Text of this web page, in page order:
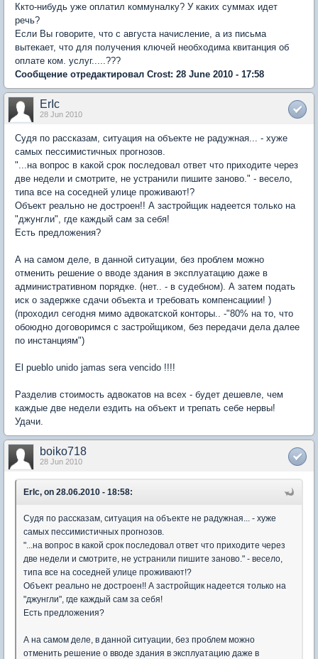
Ккто-нибудь уже оплатил коммуналку? У каких суммах идет
речь?
Если Вы говорите, что с августа начисление, а из письма
вытекает, что для получения ключей необходима квитанция об
оплате ком. услуг.....???
Сообщение отредактировал Crost: 28 June 2010 - 17:58
ErIc
28 Jun 2010
Судя по рассказам, ситуация на объекте не радужная... - хуже
самых пессимистичных прогнозов.
"...на вопрос в какой срок последовал ответ что приходите через
две недели и смотрите, не устранили пишите заново." - весело,
типа все на соседней улице проживают!?
Объект реально не достроен!! А застройщик надеется только на
"джунгли", где каждый сам за себя!
Есть предложения?
А на самом деле, в данной ситуации, без проблем можно
отменить решение о вводе здания в эксплуатацию даже в
административном порядке. (нет.. - в судебном). А затем подать
иск о задержке сдачи объекта и требовать компенсациии! )
(проходил сегодня мимо адвокатской конторы.. -"80% на то, что
обоюдно договоримся с застройщиком, без передачи дела далее
по инстанциям")
El pueblo unido jamas sera vencido !!!!
Разделив стоимость адвокатов на всех - будет дешевле, чем
каждые две недели ездить на объект и трепать себе нервы!
Удачи.
boiko718
28 Jun 2010
ErIc, on 28.06.2010 - 18:58:
Судя по рассказам, ситуация на объекте не радужная... - хуже
самых пессимистичных прогнозов.
"...на вопрос в какой срок последовал ответ что приходите через
две недели и смотрите, не устранили пишите заново." - весело,
типа все на соседней улице проживают!?
Объект реально не достроен!! А застройщик надеется только на
"джунгли", где каждый сам за себя!
Есть предложения?
А на самом деле, в данной ситуации, без проблем можно
отменить решение о вводе здания в эксплуатацию даже в